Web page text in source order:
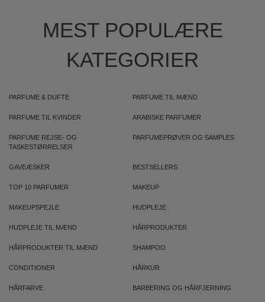
MEST POPULÆRE
KATEGORIER
PARFUME & DUFTE PARFUME TIL MÆND
PARFUME TIL KVINDER ARABISKE PARFUMER
PARFUME REJSE- OG
TASKESTØRRELSER
PARFUMEPRØVER OG SAMPLES
GAVEÆSKER BESTSELLERS
TOP 10 PARFUMER MAKEUP
MAKEUPSPEJLE HUDPLEJE
HUDPLEJE TIL MÆND HÅRPRODUKTER
HÅRPRODUKTER TIL MÆND SHAMPOO
CONDITIONER HÅRKUR
HÅRFARVE BARBERING OG HÅRFJERNING